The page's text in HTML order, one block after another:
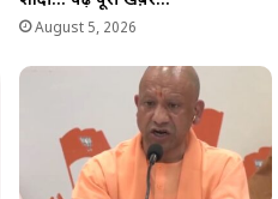
August 5, 2026